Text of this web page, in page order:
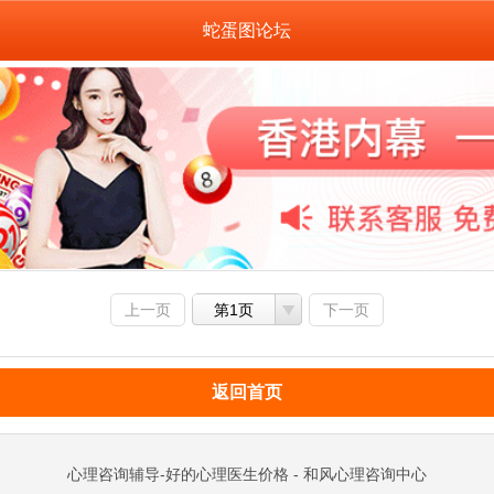
蛇蛋图论坛
上一页 第1页 下一页
返回首页
心理咨询辅导-好的心理医生价格 - 和风心理咨询中心